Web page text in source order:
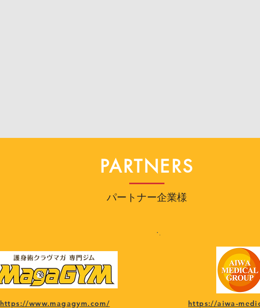
PARTNERS
パートナー企業様
https://www.magagym.com/ https://aiwa-